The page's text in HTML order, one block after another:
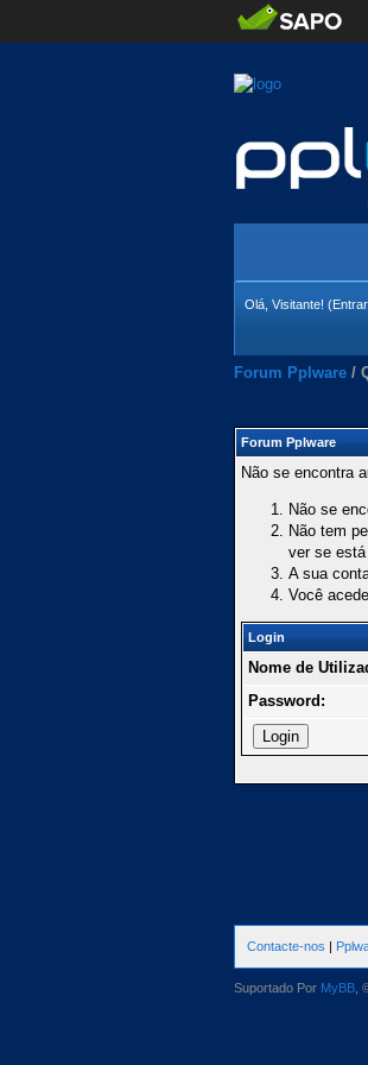
Olá, Visitante! (Entrar
Forum Pplware /
Forum Pplware
Não se encontra
Não se
Não tem
ver se
A sua
Você
Login
Nome de
Password:
Contacte-nos |
Suportado Por MyBB ,